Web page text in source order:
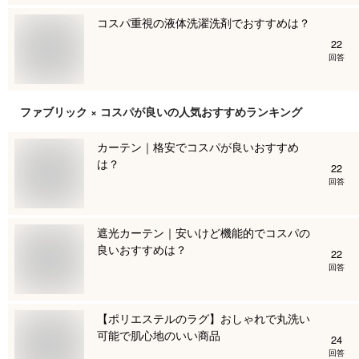
コスパ重視の液体洗濯洗剤でおすすめは？
22
回答
ファブリック × コスパが良いの人気おすすめランキング
カーテン｜格安でコスパが良いおすすめ
は？
22
回答
遮光カーテン｜安いけど機能的でコスパの
良いおすすめは？
22
回答
【ポリエステルのラグ】おしゃれで丸洗い
可能で肌心地のいい商品
24
回答